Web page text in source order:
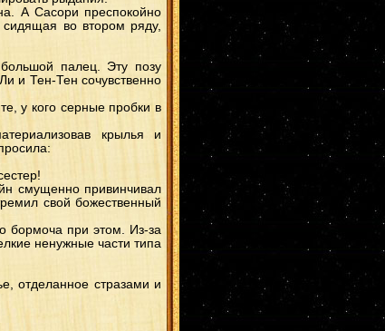
А Сасори преспокойно
во втором ряду,
палец. Эту позу
и Тен-Тен сочувственно
у кого серные пробки в
крылья и
смущенно привинчивал
свой божественный
бормоча при этом. Из-за
ненужные части типа
отделанное стразами и
МинаЦуна
ГааНеджи
(1)
Эбису
(1)
сай
ангел
Саске (1)
дейдара
КисаИно
ГенмаАнко
Минато/Ино
НеджиТем
(1)
ЯмаСаку
Тентен(1)
КанкуХина
ХаятеГенма (1)
Шино
(1)